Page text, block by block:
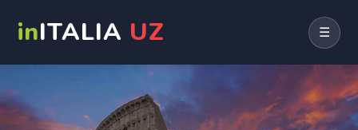
inITALIA UZ ☰